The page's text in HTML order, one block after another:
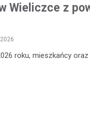
Wieliczce z
roku, mieszkańcy